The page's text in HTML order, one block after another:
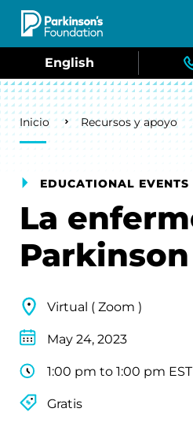
Skip to main content
English
Breadcrumb
Inicio Recursos y apoyo
EDUCATIONAL EVENTS
La
Parkinson
Virtual ( Zoom )
May 24, 2023
1:00 pm to 1:00 pm EST
Gratis